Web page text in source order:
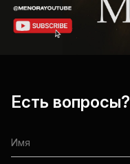
Есть вопросы?